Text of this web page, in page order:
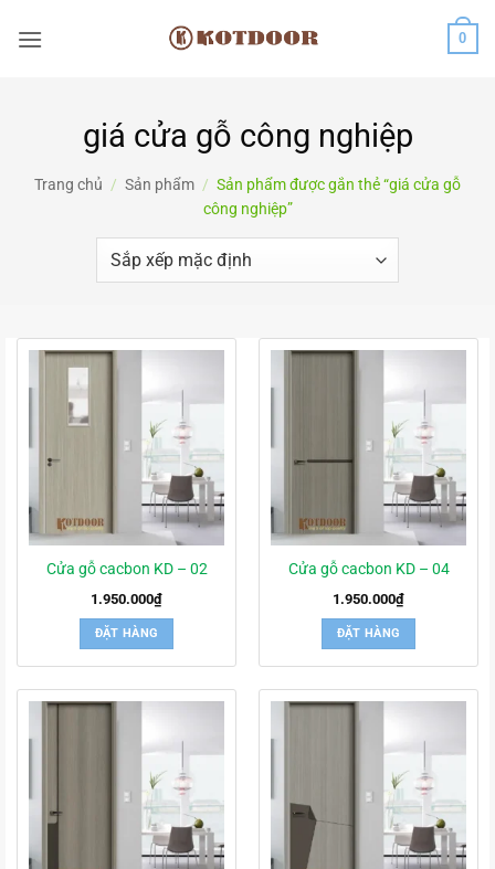
qua
0
giá cửa gỗ công nghiệp
Trang chủ / Sản phẩm / Sản phẩm được gắn thẻ “giá cửa gỗ
công nghiệp”
Cửa gỗ cacbon KD – 02
1.950.000₫
ĐẶT HÀNG
Cửa gỗ cacbon KD – 04
1.950.000₫
ĐẶT HÀNG